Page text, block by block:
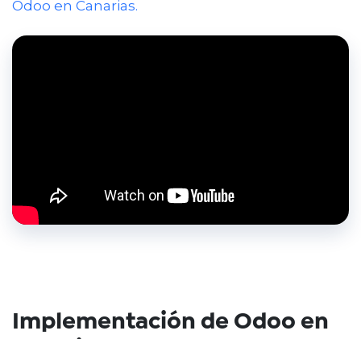
Odoo en Canarias.
Implementación de Odoo en